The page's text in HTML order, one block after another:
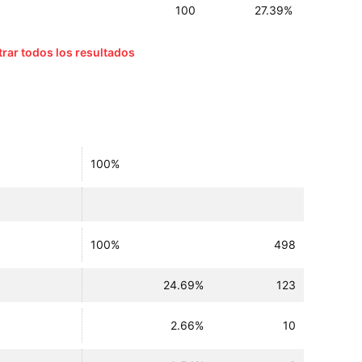
100 27.39%
todos los resultados
100%
100% 498
24.69% 123
2.66% 10